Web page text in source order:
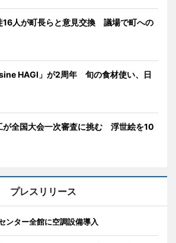
16人が町長らと意見交換 議場で町への
HAGI」が2周年 旬の食材使い、日
が全国大会一次審査に挑む 浮世絵を10
プレスリリース
ンター全館に空調設備導入